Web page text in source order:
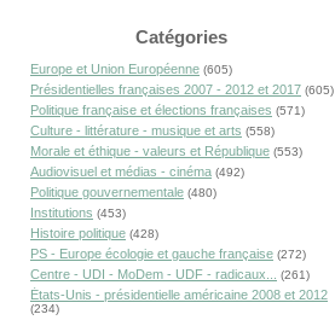
Catégories
Europe et Union Européenne (605)
Présidentielles françaises 2007 - 2012 et 2017 (605)
Politique française et élections françaises (571)
Culture - littérature - musique et arts (558)
Morale et éthique - valeurs et République (553)
Audiovisuel et médias - cinéma (492)
Politique gouvernementale (480)
Institutions (453)
Histoire politique (428)
PS - Europe écologie et gauche française (272)
Centre - UDI - MoDem - UDF - radicaux... (261)
États-Unis - présidentielle américaine 2008 et 2012
(234)